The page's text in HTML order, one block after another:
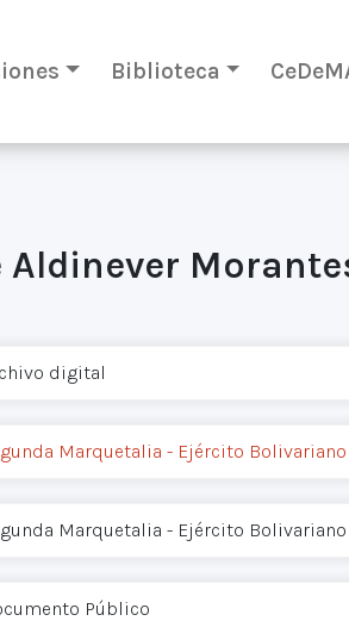
Biblioteca
digital
Marquetalia - Ejército Bolivariano
Marquetalia - Ejército Bolivariano
Público